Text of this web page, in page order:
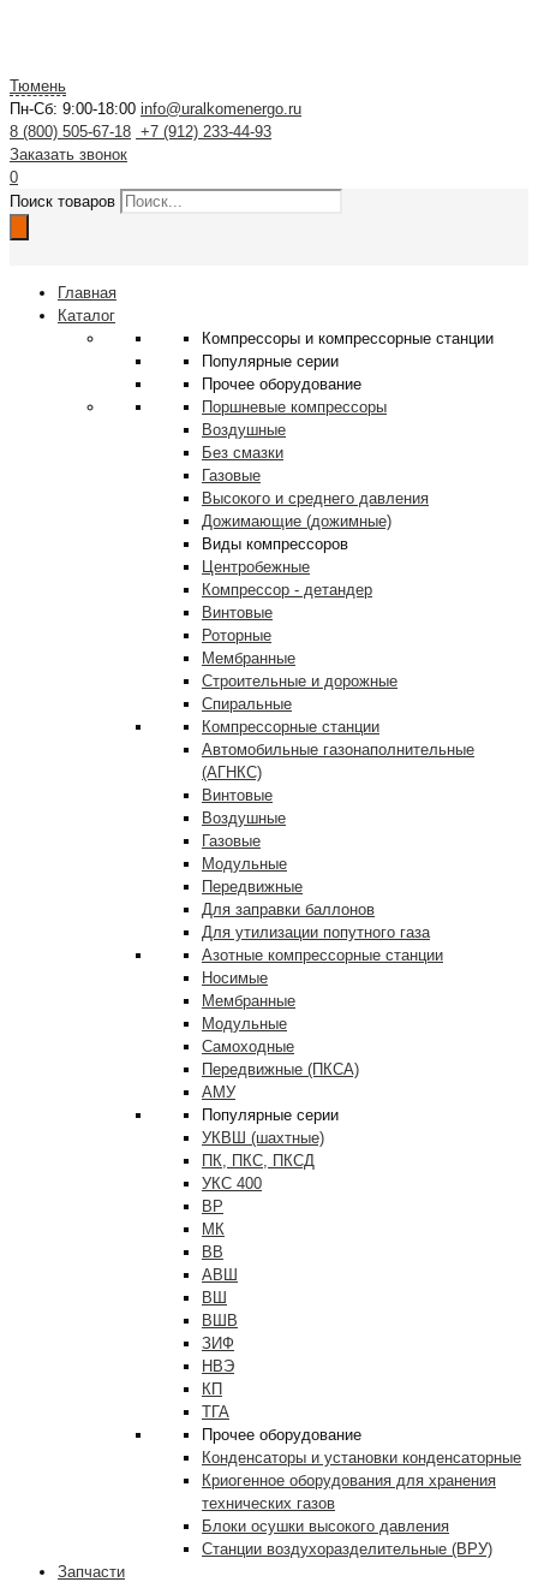
Тюмень
Пн-Сб: 9:00-18:00 info@uralkomenergo.ru
8 (800) 505-67-18 +7 (912) 233-44-93
Заказать звонок
0
Поиск товаров
Главная
Каталог
Компрессоры и компрессорные станции
Популярные серии
Прочее оборудование
Поршневые компрессоры
Воздушные
Без смазки
Газовые
Высокого и среднего давления
Дожимающие (дожимные)
Виды компрессоров
Центробежные
Компрессор - детандер
Винтовые
Роторные
Мембранные
Строительные и дорожные
Спиральные
Компрессорные станции
Автомобильные газонаполнительные
(АГНКС)
Винтовые
Воздушные
Газовые
Модульные
Передвижные
Для заправки баллонов
Для утилизации попутного газа
Азотные компрессорные станции
Носимые
Мембранные
Модульные
Самоходные
Передвижные (ПКСА)
АМУ
Популярные серии
УКВШ (шахтные)
ПК, ПКС, ПКСД
УКС 400
ВР
МК
ВВ
АВШ
ВШ
ВШВ
ЗИФ
НВЭ
КП
ТГА
Прочее оборудование
Конденсаторы и установки конденсаторные
Криогенное оборудования для хранения
технических газов
Блоки осушки высокого давления
Станции воздухоразделительные (ВРУ)
Запчасти